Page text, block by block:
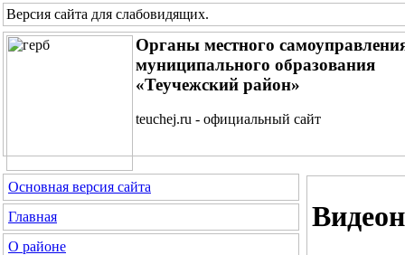
Версия сайта для слабовидящих.
Органы местного
муниципального образования
«Теучежский район»
teuchej.ru - официальный сайт
Основная версия сайта
Главная
О районе